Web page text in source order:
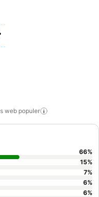
web populer
66%
15%
7%
6%
6%